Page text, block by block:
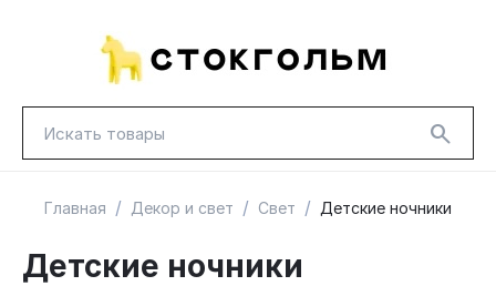
Главная / Декор и свет / Свет / Детские ночники
Детские ночники